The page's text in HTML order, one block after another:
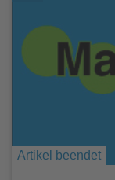
Artikel beendet